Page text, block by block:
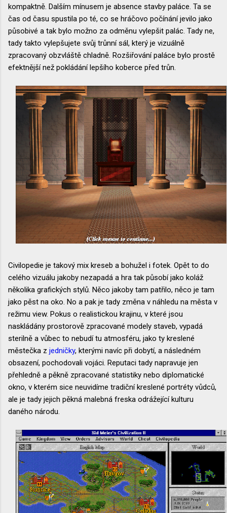
kompaktně. Dalším mínusem je absence stavby paláce. Ta se
čas od času spustila po té, co se hráčovo počínání jevilo jako
působivé a tak bylo možno za odměnu vylepšit palác. Tady ne,
tady takto vylepšujete svůj trůnní sál, který je vizuálně
zpracovaný obzvláště chladně. Rozšiřování paláce bylo prostě
efektnější než pokládání lepšího koberce před trůn.
Civilopedie je takový mix kreseb a bohužel i fotek. Opět to do
celého vizuálu jakoby nezapadá a hra tak působí jako koláž
několika grafických stylů. Něco jakoby tam patřilo, něco je tam
jako pěst na oko. No a pak je tady změna v náhledu na města v
režimu view. Pokus o realistickou krajinu, v které jsou
naskládány prostorově zpracované modely staveb, vypadá
sterilně a vůbec to nebudí tu atmosféru, jako ty kreslené
městečka z jedničky, kterými navíc při dobytí, a následném
obsazení, pochodovali vojáci. Reputaci tady napravuje jen
přehledně a pěkně zpracované statistiky nebo diplomatické
okno, v kterém sice neuvidíme tradiční kreslené portréty vůdců,
ale je tady jejich pěkná malebná freska odrážející kulturu
daného národu.